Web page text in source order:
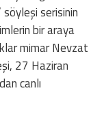
söyleşi serisinin
bir araya
mimar Nevzat
27 Haziran
canlı